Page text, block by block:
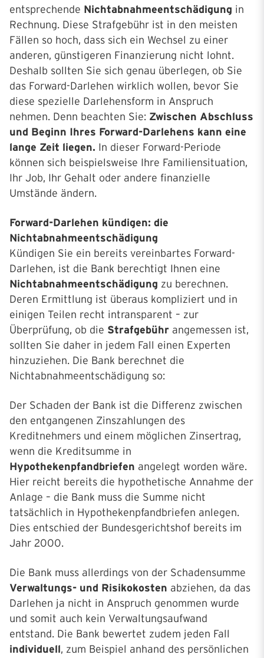
entsprechende Nichtabnahmeentschädigung in
Rechnung. Diese Strafgebühr ist in den meisten
Fällen so hoch, dass sich ein Wechsel zu einer
anderen, günstigeren Finanzierung nicht lohnt.
Deshalb sollten Sie sich genau überlegen, ob Sie
das Forward-Darlehen wirklich wollen, bevor Sie
diese spezielle Darlehensform in Anspruch
nehmen. Denn beachten Sie: Zwischen Abschluss
und Beginn Ihres Forward-Darlehens kann eine
lange Zeit liegen. In dieser Forward-Periode
können sich beispielsweise Ihre Familiensituation,
Ihr Job, Ihr Gehalt oder andere finanzielle
Umstände ändern.
Forward-Darlehen kündigen: die
Nichtabnahmeentschädigung
Kündigen Sie ein bereits vereinbartes Forward-
Darlehen, ist die Bank berechtigt Ihnen eine
Nichtabnahmeentschädigung zu berechnen.
Deren Ermittlung ist überaus kompliziert und in
einigen Teilen recht intransparent – zur
Überprüfung, ob die Strafgebühr angemessen ist,
sollten Sie daher in jedem Fall einen Experten
hinzuziehen. Die Bank berechnet die
Nichtabnahmeentschädigung so:
Der Schaden der Bank ist die Differenz zwischen
den entgangenen Zinszahlungen des
Kreditnehmers und einem möglichen Zinsertrag,
wenn die Kreditsumme in
Hypothekenpfandbriefen angelegt worden wäre.
Hier reicht bereits die hypothetische Annahme der
Anlage – die Bank muss die Summe nicht
tatsächlich in Hypothekenpfandbriefen anlegen.
Dies entschied der Bundesgerichtshof bereits im
Jahr 2000.
Die Bank muss allerdings von der Schadensumme
Verwaltungs- und Risikokosten abziehen, da das
Darlehen ja nicht in Anspruch genommen wurde
und somit auch kein Verwaltungsaufwand
entstand. Die Bank bewertet zudem jeden Fall
individuell, zum Beispiel anhand des persönlichen